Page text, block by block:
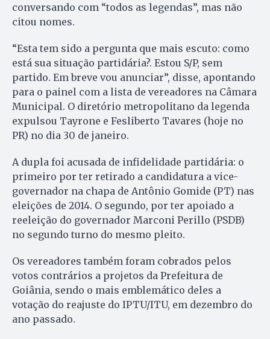
conversando com “todos as legendas”, mas não
citou nomes.
“Esta tem sido a pergunta que mais escuto: como
está sua situação partidária?. Estou S/P, sem
partido. Em breve vou anunciar”, disse, apontando
para o painel com a lista de vereadores na Câmara
Municipal. O diretório metropolitano da legenda
expulsou Tayrone e Fesliberto Tavares (hoje no
PR) no dia 30 de janeiro.
A dupla foi acusada de infidelidade partidária: o
primeiro por ter retirado a candidatura a vice-
governador na chapa de Antônio Gomide (PT) nas
eleições de 2014. O segundo, por ter apoiado a
reeleição do governador Marconi Perillo (PSDB)
no segundo turno do mesmo pleito.
Os vereadores também foram cobrados pelos
votos contrários a projetos da Prefeitura de
Goiânia, sendo o mais emblemático deles a
votação do reajuste do IPTU/ITU, em dezembro do
ano passado.